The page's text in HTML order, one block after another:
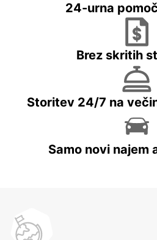
24-urna
Brez skritih
Storitev 24/7 na
Samo novi najem